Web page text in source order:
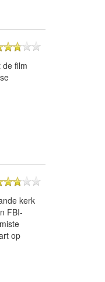
film
kerk
FBI-
op